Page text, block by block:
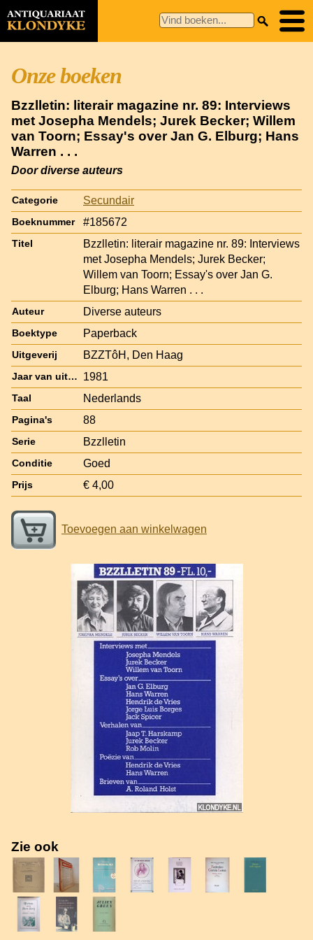
Onze boeken
Bzzlletin: literair magazine nr. 89: Interviews
met Josepha Mendels; Jurek Becker; Willem
van Toorn; Essay's over Jan G. Elburg; Hans
Warren . . .
Door diverse auteurs
Categorie Secundair
Boeknummer #185672
Titel
Bzzlletin: literair magazine nr. 89: Interviews
met Josepha Mendels; Jurek Becker;
Willem van Toorn; Essay's over Jan G.
Elburg; Hans Warren . . .
Auteur Diverse auteurs
Boektype Paperback
Uitgeverij BZZTôH, Den Haag
Jaar van uitgave 1981
Taal Nederlands
Pagina's 88
Serie Bzzlletin
Conditie Goed
Prijs € 4,00
Toevoegen aan winkelwagen
Zie ook